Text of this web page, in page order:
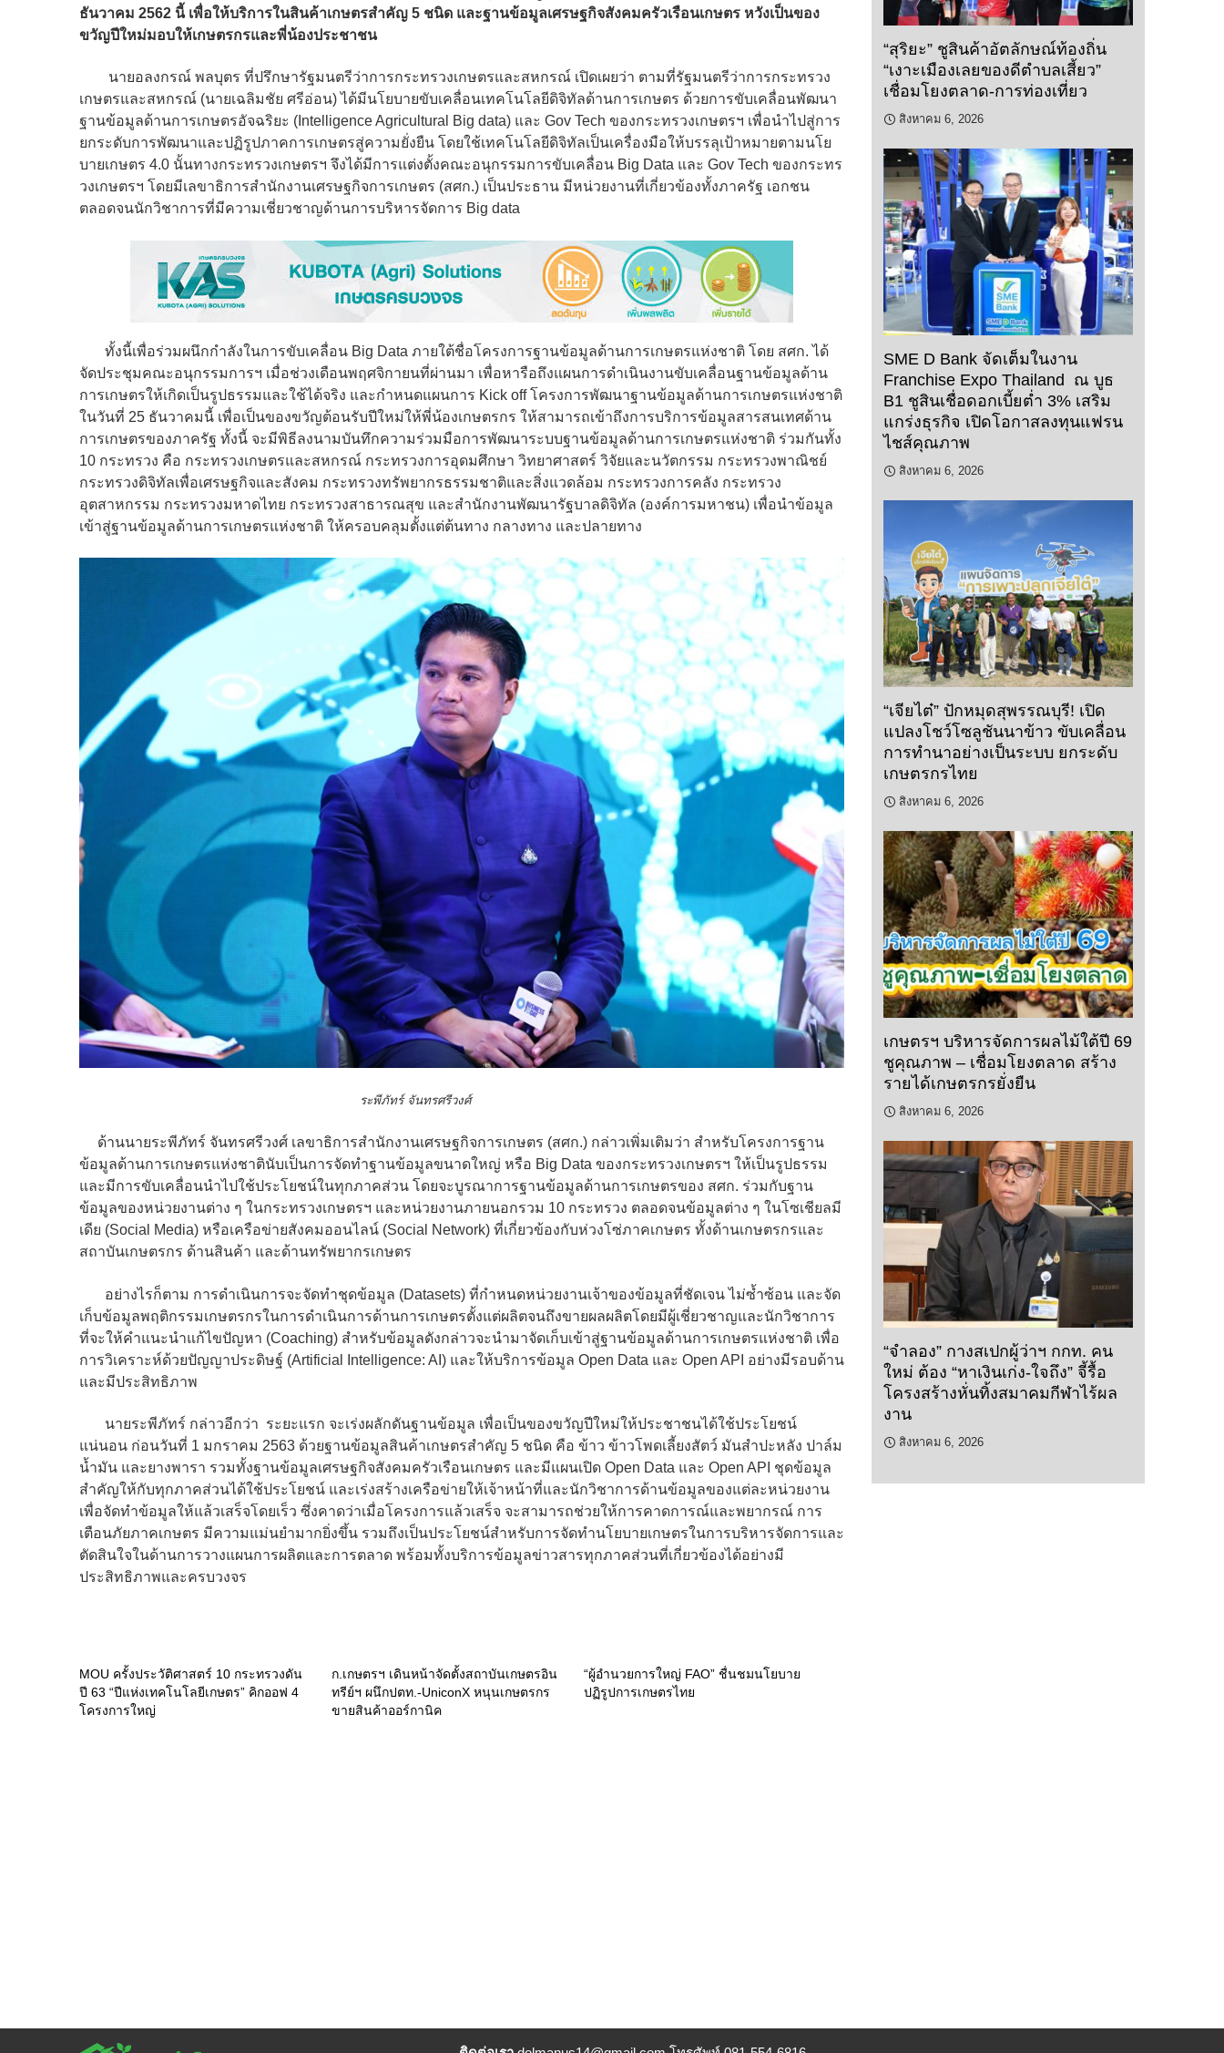
ธันวาคม 2562 นี้ เพื่อให้บริการในสินค้าเกษตรสำคัญ 5 ชนิด และฐานข้อมูลเศรษฐกิจสังคมครัวเรือนเกษตร หวังเป็นของ
ขวัญปีใหม่มอบให้เกษตรกรและพี่น้องประชาชน
นายอลงกรณ์ พลบุตร ที่ปรึกษารัฐมนตรีว่าการกระทรวงเกษตรและสหกรณ์ เปิดเผยว่า ตามที่รัฐมนตรีว่าการกระทรวง
เกษตรและสหกรณ์ (นายเฉลิมชัย ศรีอ่อน) ได้มีนโยบายขับเคลื่อนเทคโนโลยีดิจิทัลด้านการเกษตร ด้วยการขับเคลื่อนพัฒนา
ฐานข้อมูลด้านการเกษตรอัจฉริยะ (Intelligence Agricultural Big data) และ Gov Tech ของกระทรวงเกษตรฯ เพื่อนำไปสู่การ
ยกระดับการพัฒนาและปฏิรูปภาคการเกษตรสู่ความยั่งยืน โดยใช้เทคโนโลยีดิจิทัลเป็นเครื่องมือให้บรรลุเป้าหมายตามนโย
บายเกษตร 4.0 นั้นทางกระทรวงเกษตรฯ จึงได้มีการแต่งตั้งคณะอนุกรรมการขับเคลื่อน Big Data และ Gov Tech ของกระทร
วงเกษตรฯ โดยมีเลขาธิการสำนักงานเศรษฐกิจการเกษตร (สศก.) เป็นประธาน มีหน่วยงานที่เกี่ยวข้องทั้งภาครัฐ เอกชน
ตลอดจนนักวิชาการที่มีความเชี่ยวชาญด้านการบริหารจัดการ Big data
ทั้งนี้เพื่อร่วมผนึกกำลังในการขับเคลื่อน Big Data ภายใต้ชื่อโครงการฐานข้อมูลด้านการเกษตรแห่งชาติ โดย สศก. ได้
จัดประชุมคณะอนุกรรมการฯ เมื่อช่วงเดือนพฤศจิกายนที่ผ่านมา เพื่อหารือถึงแผนการดำเนินงานขับเคลื่อนฐานข้อมูลด้าน
การเกษตรให้เกิดเป็นรูปธรรมและใช้ได้จริง และกำหนดแผนการ Kick off โครงการพัฒนาฐานข้อมูลด้านการเกษตรแห่งชาติ
ในวันที่ 25 ธันวาคมนี้ เพื่อเป็นของขวัญต้อนรับปีใหม่ให้พี่น้องเกษตรกร ให้สามารถเข้าถึงการบริการข้อมูลสารสนเทศด้าน
การเกษตรของภาครัฐ ทั้งนี้ จะมีพิธีลงนามบันทึกความร่วมมือการพัฒนาระบบฐานข้อมูลด้านการเกษตรแห่งชาติ ร่วมกันทั้ง
10 กระทรวง คือ กระทรวงเกษตรและสหกรณ์ กระทรวงการอุดมศึกษา วิทยาศาสตร์ วิจัยและนวัตกรรม กระทรวงพาณิชย์
กระทรวงดิจิทัลเพื่อเศรษฐกิจและสังคม กระทรวงทรัพยากรธรรมชาติและสิ่งแวดล้อม กระทรวงการคลัง กระทรวง
อุตสาหกรรม กระทรวงมหาดไทย กระทรวงสาธารณสุข และสำนักงานพัฒนารัฐบาลดิจิทัล (องค์การมหาชน) เพื่อนำข้อมูล
เข้าสู่ฐานข้อมูลด้านการเกษตรแห่งชาติ ให้ครอบคลุมตั้งแต่ต้นทาง กลางทาง และปลายทาง
ระพีภัทร์ จันทรศรีวงศ์
ด้านนายระพีภัทร์ จันทรศรีวงศ์ เลขาธิการสำนักงานเศรษฐกิจการเกษตร (สศก.) กล่าวเพิ่มเติมว่า สำหรับโครงการฐาน
ข้อมูลด้านการเกษตรแห่งชาตินับเป็นการจัดทำฐานข้อมูลขนาดใหญ่ หรือ Big Data ของกระทรวงเกษตรฯ ให้เป็นรูปธรรม
และมีการขับเคลื่อนนำไปใช้ประโยชน์ในทุกภาคส่วน โดยจะบูรณาการฐานข้อมูลด้านการเกษตรของ สศก. ร่วมกับฐาน
ข้อมูลของหน่วยงานต่าง ๆ ในกระทรวงเกษตรฯ และหน่วยงานภายนอกรวม 10 กระทรวง ตลอดจนข้อมูลต่าง ๆ ในโซเชียลมี
เดีย (Social Media) หรือเครือข่ายสังคมออนไลน์ (Social Network) ที่เกี่ยวข้องกับห่วงโซ่ภาคเกษตร ทั้งด้านเกษตรกรและ
สถาบันเกษตรกร ด้านสินค้า และด้านทรัพยากรเกษตร
อย่างไรก็ตาม การดำเนินการจะจัดทำชุดข้อมูล (Datasets) ที่กำหนดหน่วยงานเจ้าของข้อมูลที่ชัดเจน ไม่ซ้ำซ้อน และจัด
เก็บข้อมูลพฤติกรรมเกษตรกรในการดำเนินการด้านการเกษตรตั้งแต่ผลิตจนถึงขายผลผลิตโดยมีผู้เชี่ยวชาญและนักวิชาการ
ที่จะให้คำแนะนำแก้ไขปัญหา (Coaching) สำหรับข้อมูลดังกล่าวจะนำมาจัดเก็บเข้าสู่ฐานข้อมูลด้านการเกษตรแห่งชาติ เพื่อ
การวิเคราะห์ด้วยปัญญาประดิษฐ์ (Artificial Intelligence: AI) และให้บริการข้อมูล Open Data และ Open API อย่างมีรอบด้าน
และมีประสิทธิภาพ
นายระพีภัทร์ กล่าวอีกว่า ระยะแรก จะเร่งผลักดันฐานข้อมูล เพื่อเป็นของขวัญปีใหม่ให้ประชาชนได้ใช้ประโยชน์
แน่นอน ก่อนวันที่ 1 มกราคม 2563 ด้วยฐานข้อมูลสินค้าเกษตรสำคัญ 5 ชนิด คือ ข้าว ข้าวโพดเลี้ยงสัตว์ มันสำปะหลัง ปาล์ม
น้ำมัน และยางพารา รวมทั้งฐานข้อมูลเศรษฐกิจสังคมครัวเรือนเกษตร และมีแผนเปิด Open Data และ Open API ชุดข้อมูล
สำคัญให้กับทุกภาคส่วนได้ใช้ประโยชน์ และเร่งสร้างเครือข่ายให้เจ้าหน้าที่และนักวิชาการด้านข้อมูลของแต่ละหน่วยงาน
เพื่อจัดทำข้อมูลให้แล้วเสร็จโดยเร็ว ซึ่งคาดว่าเมื่อโครงการแล้วเสร็จ จะสามารถช่วยให้การคาดการณ์และพยากรณ์ การ
เตือนภัยภาคเกษตร มีความแม่นยำมากยิ่งขึ้น รวมถึงเป็นประโยชน์สำหรับการจัดทำนโยบายเกษตรในการบริหารจัดการและ
ตัดสินใจในด้านการวางแผนการผลิตและการตลาด พร้อมทั้งบริการข้อมูลข่าวสารทุกภาคส่วนที่เกี่ยวข้องได้อย่างมี
ประสิทธิภาพและครบวงจร
MOU ครั้งประวัติศาสตร์ 10 กระทรวงดัน
ปี 63 “ปีแห่งเทคโนโลยีเกษตร” คิกออฟ 4
โครงการใหญ่
ก.เกษตรฯ เดินหน้าจัดตั้งสถาบันเกษตรอิน
ทรีย์ฯ ผนึกปตท.-UniconX หนุนเกษตรกร
ขายสินค้าออร์กานิค
“ผู้อำนวยการใหญ่ FAO” ชื่นชมนโยบาย
ปฏิรูปการเกษตรไทย
“สุริยะ” ชูสินค้าอัตลักษณ์ท้องถิ่น
“เงาะเมืองเลยของดีตำบลเสี้ยว”
เชื่อมโยงตลาด-การท่องเที่ยว
สิงหาคม 6, 2026
SME D Bank จัดเต็มในงาน
Franchise Expo Thailand ณ บูธ
B1 ชูสินเชื่อดอกเบี้ยต่ำ 3% เสริม
แกร่งธุรกิจ เปิดโอกาสลงทุนแฟรน
ไชส์คุณภาพ
สิงหาคม 6, 2026
“เจียไต๋” ปักหมุดสุพรรณบุรี! เปิด
แปลงโชว์โซลูชันนาข้าว ขับเคลื่อน
การทำนาอย่างเป็นระบบ ยกระดับ
เกษตรกรไทย
สิงหาคม 6, 2026
เกษตรฯ บริหารจัดการผลไม้ใต้ปี 69
ชูคุณภาพ – เชื่อมโยงตลาด สร้าง
รายได้เกษตรกรยั่งยืน
สิงหาคม 6, 2026
“จำลอง” กางสเปกผู้ว่าฯ กกท. คน
ใหม่ ต้อง “หาเงินเก่ง-ใจถึง” จี้รื้อ
โครงสร้างหั่นทิ้งสมาคมกีฬาไร้ผล
งาน
สิงหาคม 6, 2026